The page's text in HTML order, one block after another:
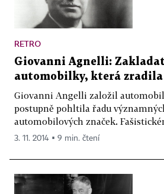
RETRO
Giovanni Agnelli:
automobilky, která
Giovanni Angelli založil
postupně pohltila řadu
automobilových značek.
3. 11. 2014 ▪ 9 min. čtení